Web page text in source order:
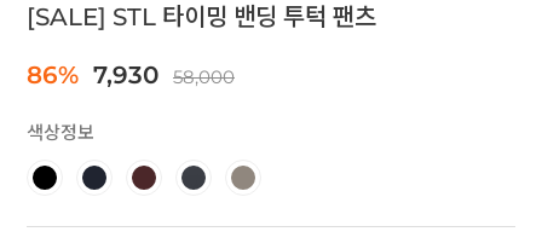
[SALE] STL 타이밍 밴딩 투턱 팬츠
86% 7,930 58,000
색상정보